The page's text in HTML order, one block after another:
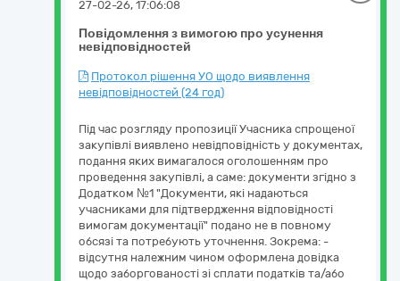
Повідомлення з вимогою про усунення
невідповідностей
27-02-26, 17:06:08
Протокол рішення УО щодо виявлення
невідповідностей (24 год)
Під час розгляду пропозиції Учасника спрощеної
закупівлі виявлено невідповідність у документах,
подання яких вимагалося оголошенням про
проведення закупівлі, а саме: документи згідно з
Додатком №1 "Документи, які надаються
учасниками для підтвердження відповідності
вимогам документації" подано не в повному
обсязі та потребують уточнення. Зокрема: -
відсутня належним чином оформлена довідка
щодо заборгованості зі сплати податків та/або